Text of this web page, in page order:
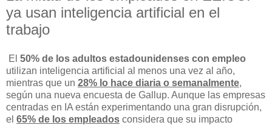
ya usan inteligencia artificial en el
trabajo
El 50% de los adultos estadounidenses con empleo
utilizan inteligencia artificial al menos una vez al año,
mientras que un 28% lo hace diaria o semanalmente,
según una nueva encuesta de Gallup. Aunque las empresas
centradas en IA están experimentando una gran disrupción,
el 65% de los empleados considera que su impacto